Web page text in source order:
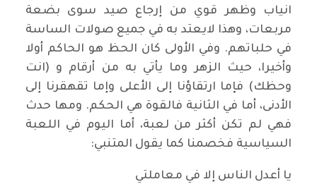
انياب وظهر قوي من إرجاع صيد سوى بضعة
مربعات، وهذا لايعتد به في جميع صولات الساسة
في حلباتهم. وفي الأولى كان الحظ هو الحاكم أولا
وأخيرا، حيث الزهر وما يأتي به من أرقام و (انت
وحظك) فإما ارتقاؤنا إلى الأعلى وإما تقهقرنا إلى
الأدنى، أما في الثانية فالقوة هي الحكم. ومها حدث
فهي لم تكن أكثر من لعبة، أما اليوم في اللعبة
السياسية فخصمنا كما يقول المتنبي:
يا أعدل الناس إلا في معاملتي